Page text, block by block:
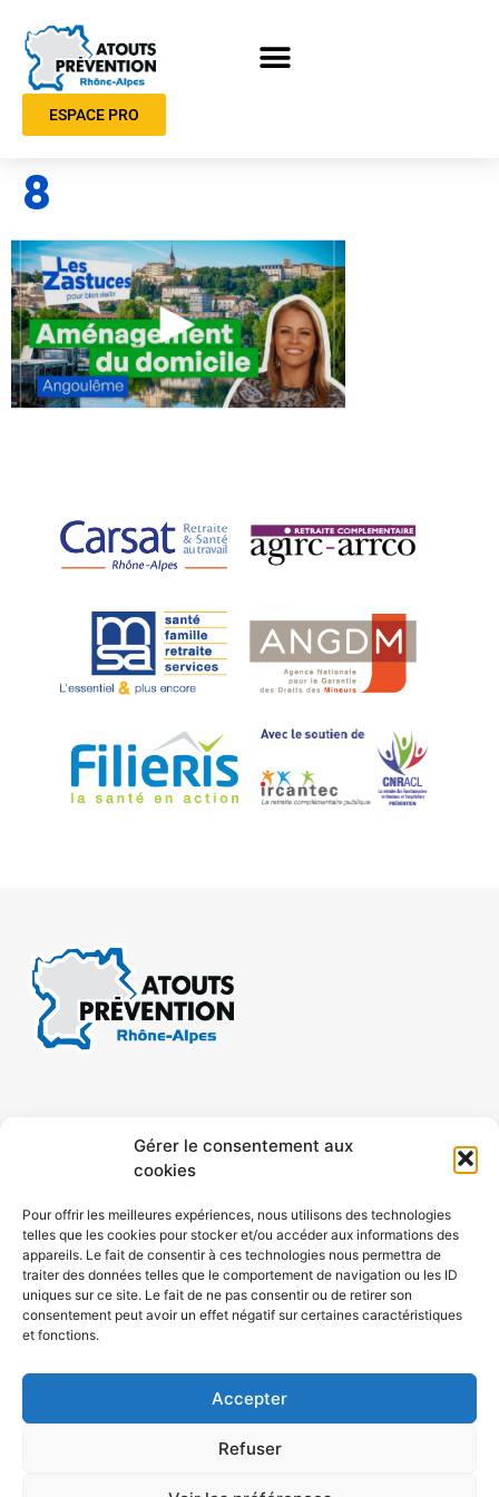
Gérer le consentement aux
cookies
Pour offrir les meilleures expériences, nous utilisons des technologies
telles que les cookies pour stocker et/ou accéder aux informations des
appareils. Le fait de consentir à ces technologies nous permettra de
traiter des données telles que le comportement de navigation ou les ID
uniques sur ce site. Le fait de ne pas consentir ou de retirer son
consentement peut avoir un effet négatif sur certaines caractéristiques
et fonctions.
Accepter
Refuser
ESPACE PRO
8
CONTACT MENTIONS LÉGALES
ACCESSIBILITÉ
POLITIQUE DE COOKIES (UE)